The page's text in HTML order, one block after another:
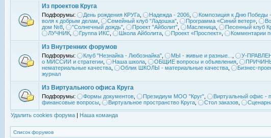
Из проектов Круга
Подфорумы: День рождения КРУГа Надежда - 2006 Композиция к Дню Победы
воля к добрым делам
Семейный клуб "Ладошка" Программа «Синий ветер»
дом №8
"Солнечный дождь" Проект "Айболит" Масленица Песенный клуб
ЛУЧНИК
Группа ИКС Школа Айболита Проект «Проспект» Комментарии
Из Внутренних форумов
Подфорумы: Клуб "Незнайка - Любознайка" МЫ - живые и разные... У-
о МИССИИ и стратегии
Наша школа ОБЩИЕ вопросы и объявления
нематериальные качества
Облик ШКОЛЫ - материальные качества Бизнес-
журнал
Из Виртуального офиса Круга
Подфорумы: Формы документов Президиум МОО "Круг" Виртуальный офис -
финансовые вопросы
Виртуальное пространство Круга Стол заказов
Удалить cookies форума | Наша команда
Список форумов